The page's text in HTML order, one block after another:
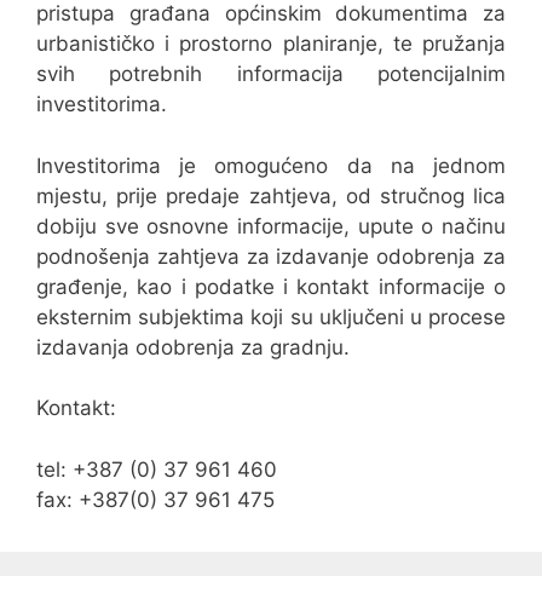
pristupa građana općinskim dokumentima za
urbanističko i prostorno planiranje, te pružanja
svih potrebnih informacija potencijalnim
investitorima.
Investitorima je omogućeno da na jednom
mjestu, prije predaje zahtjeva, od stručnog lica
dobiju sve osnovne informacije, upute o načinu
podnošenja zahtjeva za izdavanje odobrenja za
građenje, kao i podatke i kontakt informacije o
eksternim subjektima koji su uključeni u procese
izdavanja odobrenja za gradnju.
Kontakt:
tel: +387 (0) 37 961 460
fax: +387(0) 37 961 475